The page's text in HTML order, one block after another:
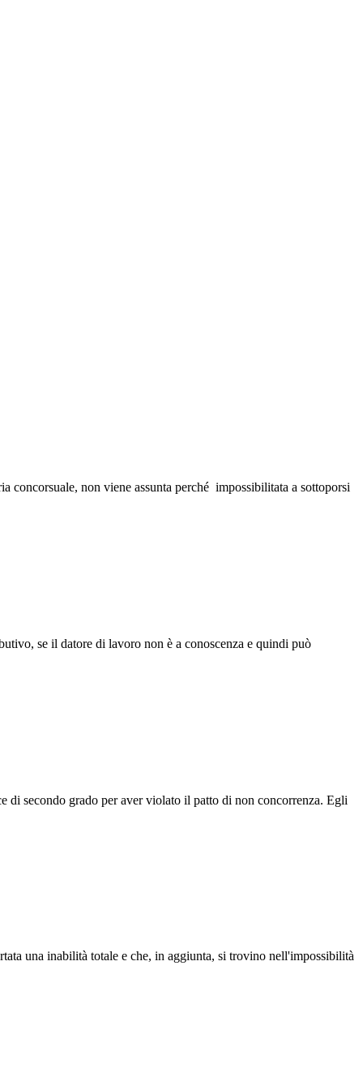
concorsuale, non viene assunta perché impossibilitata a sottoporsi
se il datore di lavoro non è a conoscenza e quindi può
di secondo grado per aver violato il patto di non concorrenza. Egli
una inabilità totale e che, in aggiunta, si trovino nell'impossibilità